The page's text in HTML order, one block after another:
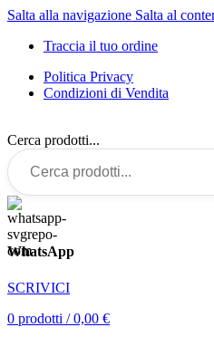
Salta alla navigazione Salta al
Traccia il tuo ordine
Politica Privacy
Condizioni di Vendita
Cerca prodotti...
WhatsApp
SCRIVICI
0 prodotti / 0,00 €